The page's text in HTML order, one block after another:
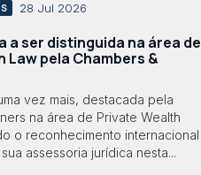
28 Jul 2026
a ser distinguida na área de
Law pela Chambers &
vez mais, destacada pela
na área de Private Wealth
o reconhecimento internacional
assessoria jurídica nesta...